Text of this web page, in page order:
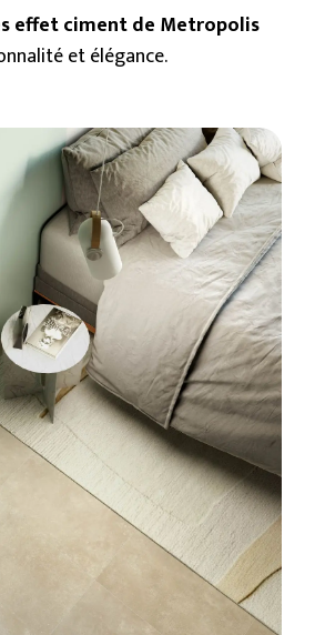
effet ciment de Metropolis
et élégance.